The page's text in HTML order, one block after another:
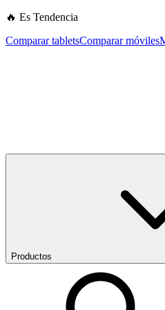
🔥 Es Tendencia
Comparar tabletsComparar móviles
Productos